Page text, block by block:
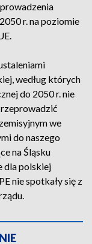
r. na poziomie
według których
do 2050 r. nie
we
do naszego
na Śląsku
dla polskiej
nie spotkały się z